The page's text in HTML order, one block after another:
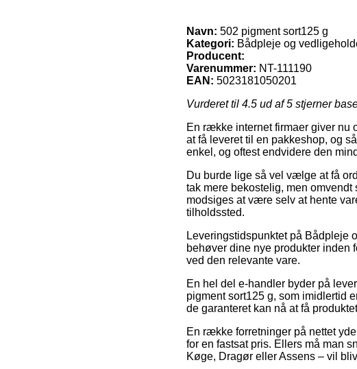
Navn: 502 pigment sort125 g
Kategori: Bådpleje og
Producent:
Varenummer: NT-111190
EAN: 5023181050201
Vurderet til 4.5 ud af 5 stjerner
En række internet firmaer giver nu
at få leveret til en pakkeshop, og
enkel, og oftest endvidere den
Du burde lige så vel vælge at få
tak mere bekostelig, men
modsiges at være selv at hente
tilholdssted.
Leveringstidspunktet på Bådpleje
behøver dine nye produkter inden
ved den relevante vare.
En hel del e-handler byder på
pigment sort125 g, som imidlertid
de garanteret kan nå at få
En række forretninger på nettet
for en fastsat pris. Ellers må man
Køge, Dragør eller Assens – vil